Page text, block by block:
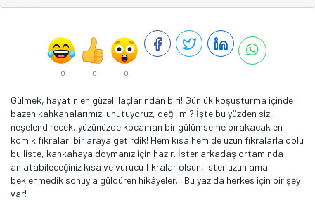
0 0 0
Gülmek, hayatın en güzel ilaçlarından biri! Günlük koşuşturma içinde
bazen kahkahalarımızı unutuyoruz, değil mi? İşte bu yüzden sizi
neşelendirecek, yüzünüzde kocaman bir gülümseme bırakacak en
komik fıkraları bir araya getirdik! Hem kısa hem de uzun fıkralarla dolu
bu liste, kahkahaya doymanız için hazır. İster arkadaş ortamında
anlatabileceğiniz kısa ve vurucu fıkralar olsun, ister uzun ama
beklenmedik sonuyla güldüren hikâyeler... Bu yazıda herkes için bir şey
var!